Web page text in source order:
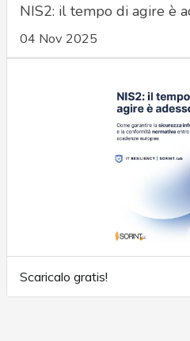
NIS2: il tempo di agire è
04 Nov 2025
Scaricalo gratis!